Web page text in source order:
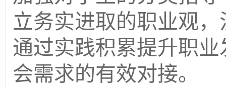
立务实进取的职业观
通过实践积累提升职
会需求的有效对接。